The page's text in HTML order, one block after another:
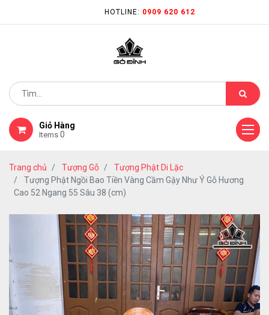
HOTLINE: 0909 620 612
Giỏ Hàng
Items 0
Trang chủ Tượng Gỗ
Tượng Phật Di Lặc
Tượng Phật Ngồi Bao Tiền Vàng Cầm Gậy Như Ý Gỗ Hương
Cao 52 Ngang 55 Sâu 38 (cm)